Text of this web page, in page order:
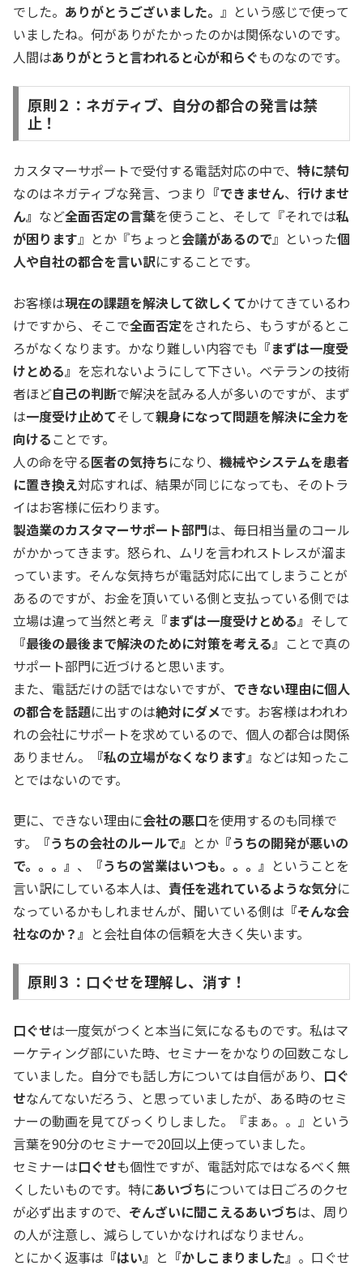
でした。 ありがとうございました。 』という感じで使って
いましたね。何がありがたかったのかは関係ないのです。
人間はありがとうと言われると心が和らぐものなのです。
原則２：ネガティブ、自分の都合の発言は禁
止！
カスタマーサポートで受付する電話対応の中で、 特に禁句
なのはネガティブな発言、つまり 『できません、 行けませ
ん』 など全面否定の言葉を使うこと、そして『それでは私
が困ります』とか『ちょっと会議があるので』といった個
人や自社の都合を言い訳にすることです。
お客様は現在の課題を解決して欲しくてかけてきているわ
けですから、そこで全面否定をされたら、もうすがるとこ
ろがなくなります。かなり難しい内容でも 『まずは一度受
けとめる』 を忘れないようにして下さい。ベテランの技術
者ほど自己の判断で解決を試みる人が多いのですが、まず
は一度受け止めてそして親身になって問題を解決に全力を
向ける ことです。
人の命を守る医者の気持ちになり、 機械やシステムを患者
に置き換え対応すれば、結果が同じになっても、そのトラ
イはお客様に伝わります。
製造業のカスタマーサポート部門は、毎日相当量のコール
がかかってきます。怒られ、ムリを言われストレスが溜ま
っています。そんな気持ちが電話対応に出てしまうことが
あるのですが、お金を頂いている側と支払っている側では
立場は違って当然と考え 『まずは一度受けとめる』 そして
『最後の最後まで解決のために対策を考える』 ことで真の
サポート部門に近づけると思います。
また、電話だけの話ではないですが、 できない理由に個人
の都合を話題に出すのは絶対にダメです。お客様はわれわ
れの会社にサポートを求めているので、個人の都合は関係
ありません。
『私の立場がなくなります』 などは知ったこ
とではないのです。
更に、できない理由に会社の悪口を使用するのも同様で
す。
『うちの会社のルールで』 とか 『うちの開発が悪いの
で。。。』 、 『うちの営業はいつも。。。』 ということを
言い訳にしている本人は、 責任を逃れているような気分に
なっているかもしれませんが、聞いている側は 『そんな会
社なのか？』 と会社自体の信頼を大きく失います。
原則３：口ぐせを理解し、消す！
口ぐせは一度気がつくと本当に気になるものです。私はマ
ーケティング部にいた時、セミナーをかなりの回数こなし
ていました。自分でも話し方については自信があり、 口ぐ
せなんてないだろう、と思っていましたが、ある時のセミ
ナーの動画を見てびっくりしました。『まぁ。。』という
言葉を90分のセミナーで20回以上使っていました。
セミナーは口ぐせも個性ですが、電話対応ではなるべく無
くしたいものです。特にあいづちについては日ごろのクセ
が必ず出ますので、 ぞんざいに聞こえるあいづちは、周り
の人が注意し、減らしていかなければなりません。
とにかく返事は 『はい』 と 『かしこまりました』 。口ぐせ